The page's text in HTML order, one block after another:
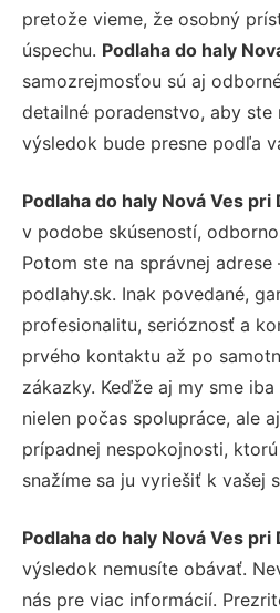
pretože vieme, že osobný
úspechu. Podlaha do haly
samozrejmosťou sú aj
detailné poradenstvo, aby ste
výsledok bude presne podľa
Podlaha do haly Nová Ves pri
v podobe skúseností,
Potom ste na správnej adrese
podlahy.sk. Inak povedané,
profesionalitu, serióznosť a
prvého kontaktu až po
zákazky. Keďže aj my sme
nielen počas spolupráce, ale
prípadnej nespokojnosti,
snažíme sa ju vyriešiť k vašej
Podlaha do haly Nová Ves pri
výsledok nemusíte obávať.
nás pre viac informácií.